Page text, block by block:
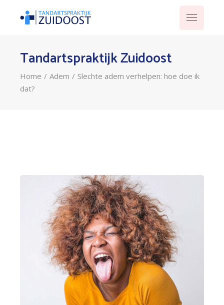
Tandartspraktijk Zuidoost
Home Adem
Slechte adem verhelpen: hoe doe ik
dat?